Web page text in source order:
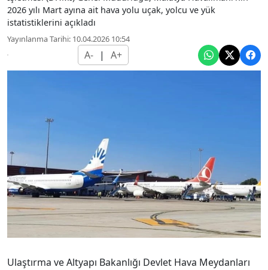
2026 yılı Mart ayına ait hava yolu uçak, yolcu ve yük
istatistiklerini açıkladı
Yayınlanma Tarihi: 10.04.2026 10:54
A- | A+
Ulaştırma ve Altyapı Bakanlığı Devlet Hava Meydanları